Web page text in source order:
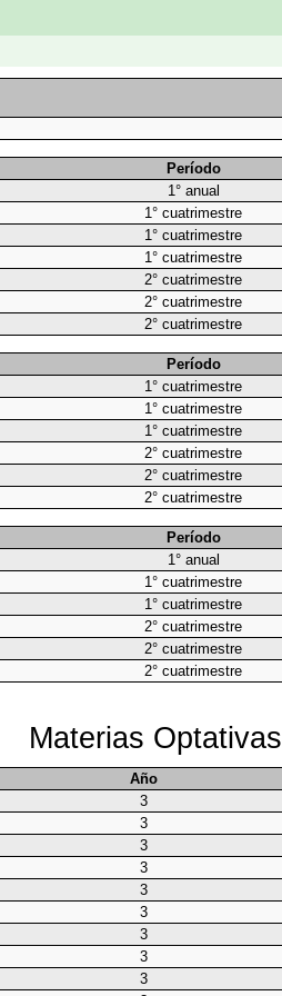
Período
1° anual
1° cuatrimestre
1° cuatrimestre
1° cuatrimestre
2° cuatrimestre
2° cuatrimestre
2° cuatrimestre
Período
1° cuatrimestre
1° cuatrimestre
1° cuatrimestre
2° cuatrimestre
2° cuatrimestre
2° cuatrimestre
Período
1° anual
1° cuatrimestre
1° cuatrimestre
2° cuatrimestre
2° cuatrimestre
2° cuatrimestre
Materias Optativas
Año
3
3
3
3
3
3
3
3
3